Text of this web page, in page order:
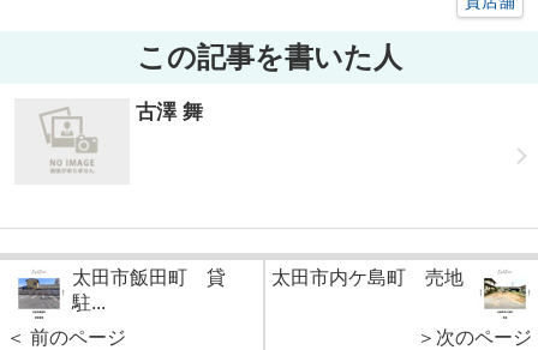
この記事を書いた人
古澤 舞
太田市飯田町 貸
駐...
＜ 前のページ
太田市内ケ島町 売地
＞次のページ